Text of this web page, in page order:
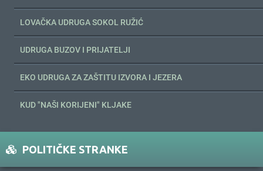
LOVAČKA UDRUGA SOKOL RUŽIĆ
UDRUGA BUZOV I PRIJATELJI
EKO UDRUGA ZA ZAŠTITU IZVORA I JEZERA
KUD "NAŠI KORIJENI" KLJAKE
POLITIČKE STRANKE